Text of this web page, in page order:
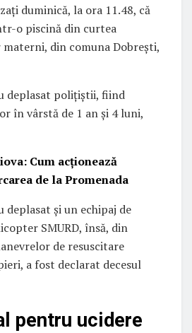
duminică, la ora 11.48, că
o piscină din curtea
din comuna Dobrești,
deplasat polițiștii, fiind
în vârstă de 1 an și 4 luni,
Cum acționează
de la Promenada
deplasat și un echipaj de
SMURD, însă, din
de resuscitare
a fost declarat decesul
pentru ucidere